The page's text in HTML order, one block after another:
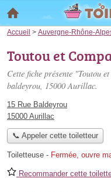
Accueil > Auvergne-Rhône-
Toutou et
Cette fiche présente "Toutou
baldeyrou, 15000 Aurillac.
15 Rue Baldeyrou
15000 Aurillac
📞 Appeler cette toiletteur
Toiletteuse - Fermée, ouvre
Recommander cette